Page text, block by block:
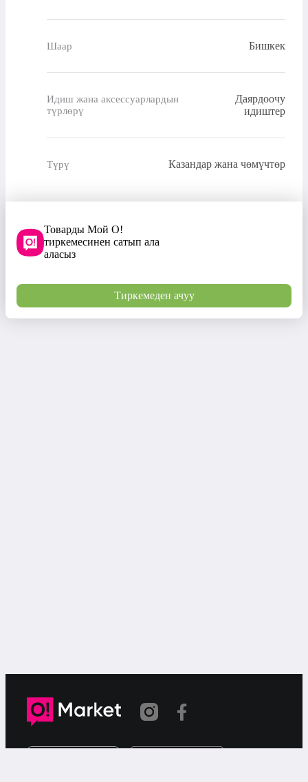
Шаар Бишкек
Идиш жана аксессуарлардын
түрлөрү
Даярдоочу
идиштер
Түрү Казандар жана чөмүчтөр
Товарды Мой О!
тиркемесинен сатып ала
аласыз
Тиркемеден ачуу